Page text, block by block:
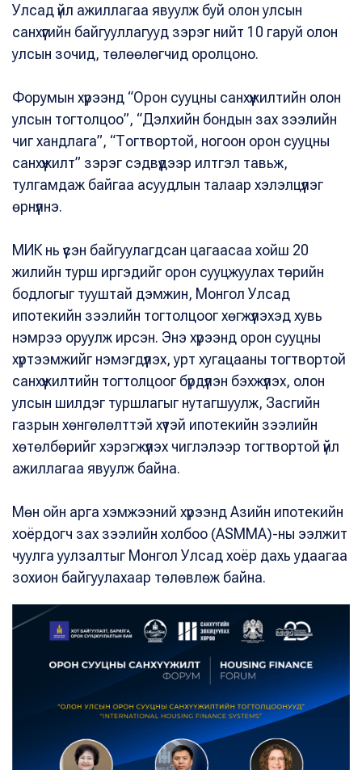
Улсад үйл ажиллагаа явуулж буй олон улсын
санхүүгийн байгууллагууд зэрэг нийт 10 гаруй олон
улсын зочид, төлөөлөгчид оролцоно.
Форумын хүрээнд “Орон сууцны санхүүжилтийн олон
улсын тогтолцоо”, “Дэлхийн бондын зах зээлийн
чиг хандлага”, “Тогтвортой, ногоон орон сууцны
санхүүжилт” зэрэг сэдвүүдээр илтгэл тавьж,
тулгамдаж байгаа асуудлын талаар хэлэлцүүлэг
өрнүүлнэ.
МИК нь үүсэн байгуулагдсан цагаасаа хойш 20
жилийн турш иргэдийг орон сууцжуулах төрийн
бодлогыг тууштай дэмжин, Монгол Улсад
ипотекийн зээлийн тогтолцоог хөгжүүлэхэд хувь
нэмрээ оруулж ирсэн. Энэ хүрээнд орон сууцны
хүртээмжийг нэмэгдүүлэх, урт хугацааны тогтвортой
санхүүжилтийн тогтолцоог бүрдүүлэн бэхжүүлэх, олон
улсын шилдэг туршлагыг нутагшуулж, Засгийн
газрын хөнгөлөлттэй хүүтэй ипотекийн зээлийн
хөтөлбөрийг хэрэгжүүлэх чиглэлээр тогтвортой үйл
ажиллагаа явуулж байна.
Мөн ойн арга хэмжээний хүрээнд Азийн ипотекийн
хоёрдогч зах зээлийн холбоо (ASMMA)-ны ээлжит
чуулга уулзалтыг Монгол Улсад хоёр дахь удаагаа
зохион байгуулахаар төлөвлөж байна.